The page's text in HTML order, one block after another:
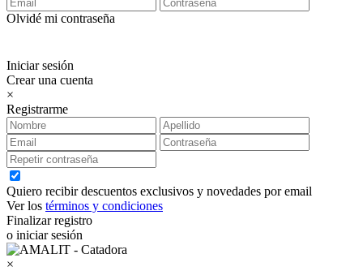
Olvidé mi contraseña
Iniciar sesión
Crear una cuenta
×
Registrarme
Quiero recibir descuentos exclusivos y novedades por email
Ver los términos y condiciones
Finalizar registro
o iniciar sesión
×